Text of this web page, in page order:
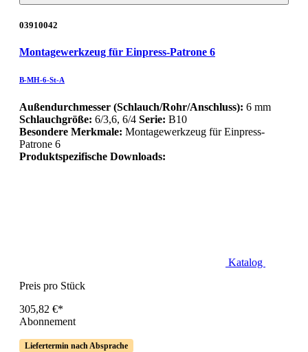
03910042
Montagewerkzeug für Einpress-Patrone 6
B-MH-6-St-A
Außendurchmesser (Schlauch/Rohr/Anschluss): 6 mm
Schlauchgröße: 6/3,6, 6/4 Serie: B10
Besondere Merkmale: Montagewerkzeug für Einpress-
Patrone 6
Produktspezifische Downloads:
Katalog
Preis pro Stück
305,82 €*
Abonnement
Liefertermin nach Absprache